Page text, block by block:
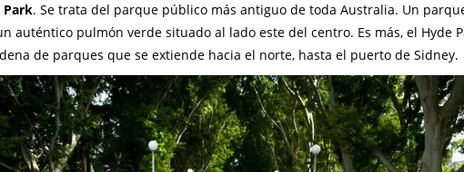
Park. Se trata del parque público más antiguo de toda Australia. Un
auténtico pulmón verde situado al lado este del centro. Es más, el Hyde
de parques que se extiende hacia el norte, hasta el puerto de Sidney.